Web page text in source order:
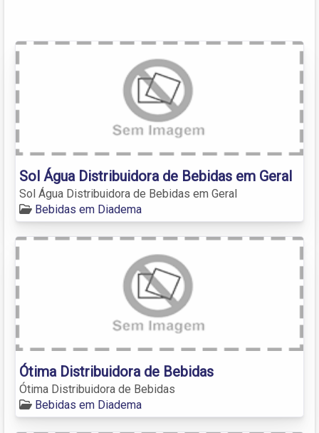
Sol Água Distribuidora de Bebidas em Geral
Sol Água Distribuidora de Bebidas em Geral
Bebidas em Diadema
Ótima Distribuidora de Bebidas
Ótima Distribuidora de Bebidas
Bebidas em Diadema